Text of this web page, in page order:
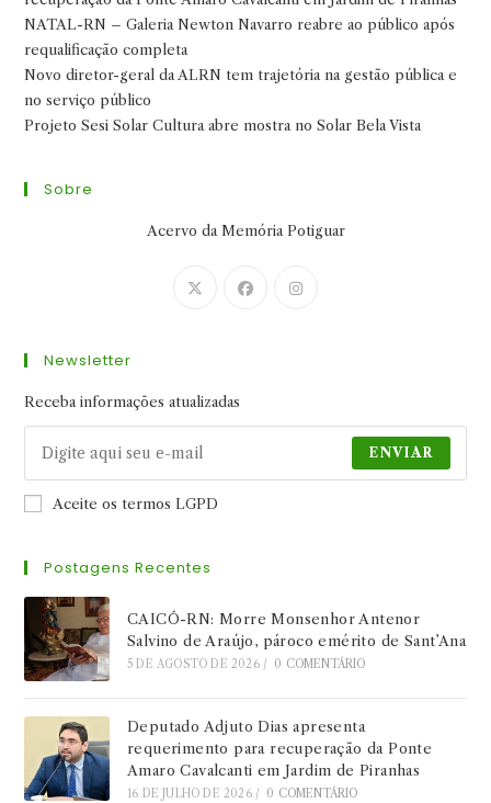
NATAL-RN – Galeria Newton Navarro reabre ao público após
requalificação completa
Novo diretor-geral da ALRN tem trajetória na gestão pública e
no serviço público
Projeto Sesi Solar Cultura abre mostra no Solar Bela Vista
Sobre
Acervo da Memória Potiguar
Abre
Abre
Newsletter
Receba informações atualizadas
ENVIAR
Aceite os termos LGPD
Postagens Recentes
CAICÓ-RN: Morre Monsenhor Antenor
Salvino de Araújo, pároco emérito de Sant’Ana
5 DE AGOSTO DE 2026 / 0 COMENTÁRIO
Deputado Adjuto Dias apresenta
requerimento para recuperação da Ponte
Amaro Cavalcanti em Jardim de Piranhas
16 DE JULHO DE 2026 / 0 COMENTÁRIO